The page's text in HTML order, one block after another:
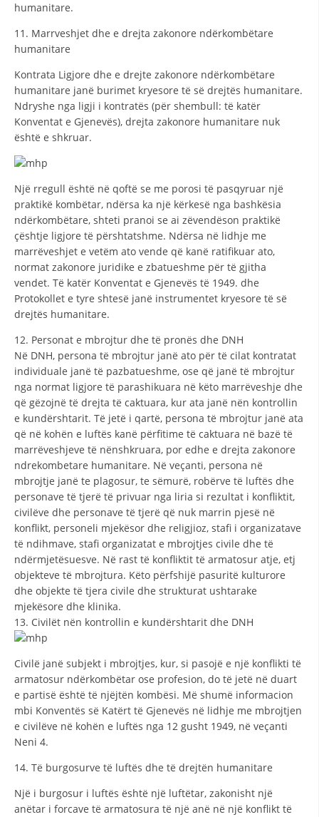
humanitare.
11. Marrveshjet dhe e drejta zakonore ndërkombëtare
humanitare
Kontrata Ligjore dhe e drejte zakonore ndërkombëtare
humanitare janë burimet kryesore të së drejtës humanitare.
Ndryshe nga ligji i kontratës (për shembull: të katër
Konventat e Gjenevës), drejta zakonore humanitare nuk
është e shkruar.
Një rregull është në qoftë se me porosi të pasqyruar një
praktikë kombëtar, ndërsa ka një kërkesë nga bashkësia
ndërkombëtare, shteti pranoi se ai zëvendëson praktikë
çështje ligjore të përshtatshme. Ndërsa në lidhje me
marrëveshjet e vetëm ato vende që kanë ratifikuar ato,
normat zakonore juridike e zbatueshme për të gjitha
vendet. Të katër Konventat e Gjenevës të 1949. dhe
Protokollet e tyre shtesë janë instrumentet kryesore të së
drejtës humanitare.
12. Personat e mbrojtur dhe të pronës dhe DNH
Në DNH, persona të mbrojtur janë ato për të cilat kontratat
individuale janë të pazbatueshme, ose që janë të mbrojtur
nga normat ligjore të parashikuara në këto marrëveshje dhe
që gëzojnë të drejta të caktuara, kur ata janë nën kontrollin
e kundërshtarit. Të jetë i qartë, persona të mbrojtur janë ata
që në kohën e luftës kanë përfitime të caktuara në bazë të
marrëveshjeve të nënshkruara, por edhe e drejta zakonore
ndrekombetare humanitare. Në veçanti, persona në
mbrojtje janë te plagosur, te sëmurë, robërve të luftës dhe
personave të tjerë të privuar nga liria si rezultat i konfliktit,
civilëve dhe personave të tjerë që nuk marrin pjesë në
konflikt, personeli mjekësor dhe religjioz, stafi i organizatave
të ndihmave, stafi organizatat e mbrojtjes civile dhe të
ndërmjetësuesve. Në rast të konfliktit të armatosur atje, etj
objekteve të mbrojtura. Këto përfshijë pasuritë kulturore
dhe objekte të tjera civile dhe strukturat ushtarake
mjekësore dhe klinika.
13. Civilët nën kontrollin e kundërshtarit dhe DNH
Civilë janë subjekt i mbrojtjes, kur, si pasojë e një konflikti të
armatosur ndërkombëtar ose profesion, do të jetë në duart
e partisë është të njëjtën kombësi. Më shumë informacion
mbi Konventës së Katërt të Gjenevës në lidhje me mbrojtjen
e civilëve në kohën e luftës nga 12 gusht 1949, në veçanti
Neni 4.
14. Të burgosurve të luftës dhe të drejtën humanitare
Një i burgosur i luftës është një luftëtar, zakonisht një
anëtar i forcave të armatosura të një anë në një konflikt të